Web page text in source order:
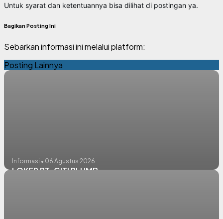
Untuk syarat dan ketentuannya bisa dilihat di postingan ya.
Bagikan Posting Ini
Sebarkan informasi ini melalui platform:
Posting Lainnya
Informasi • 06 Agustus 2026
LOKER PT. CITI PLUMB